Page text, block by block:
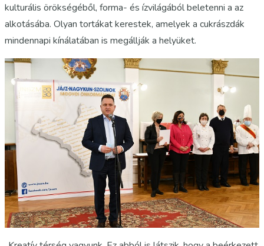
kulturális örökségéből, forma- és ízvilágából beletenni a az
alkotásába. Olyan tortákat kerestek, amelyek a cukrászdák
mindennapi kínálatában is megállják a helyüket.